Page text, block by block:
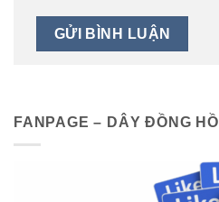
FANPAGE – DÂY ĐỒNG HỒ